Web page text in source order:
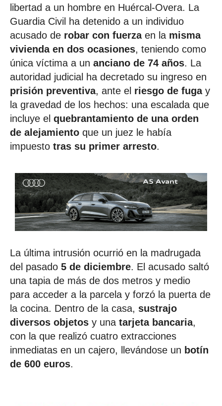
libertad a un hombre en Huércal-Overa. La
Guardia Civil ha detenido a un individuo
acusado de robar con fuerzaen la misma
vivienda en dos ocasiones, teniendo como
única víctima a un anciano de 74 años. La
autoridad judicial ha decretado su ingreso en
prisión preventiva, ante el riesgo de fugay
la gravedad de los hechos: una escalada que
incluye el quebrantamiento de una orden
de alejamiento que un juez le había
impuesto tras su primer arresto.
La última intrusión ocurrió en la madrugada
del pasado 5 de diciembre. El acusado saltó
una tapia de más de dos metros y medio
para acceder a la parcela y forzó la puerta de
la cocina. Dentro de la casa, sustrajo
diversos objetos y una tarjeta bancaria,
con la que realizó cuatro extracciones
inmediatas en un cajero, llevándose un botín
de 600 euros.